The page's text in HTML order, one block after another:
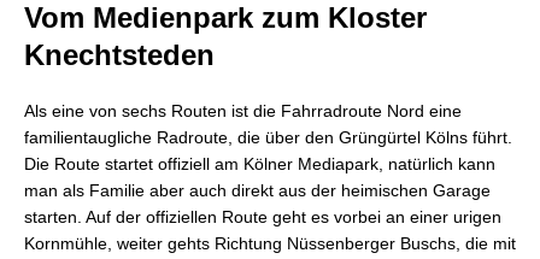
Vom Medienpark zum Kloster
Knechtsteden
Als eine von sechs Routen ist die Fahrradroute Nord eine
familientaugliche Radroute, die über den Grüngürtel Kölns führt.
Die Route startet offiziell am Kölner Mediapark, natürlich kann
man als Familie aber auch direkt aus der heimischen Garage
starten. Auf der offiziellen Route geht es vorbei an einer urigen
Kornmühle, weiter gehts Richtung Nüssenberger Buschs, die mit